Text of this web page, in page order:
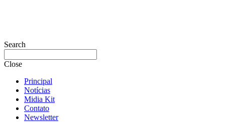
Search
Close
Principal
Notícias
Midia Kit
Contato
Newsletter